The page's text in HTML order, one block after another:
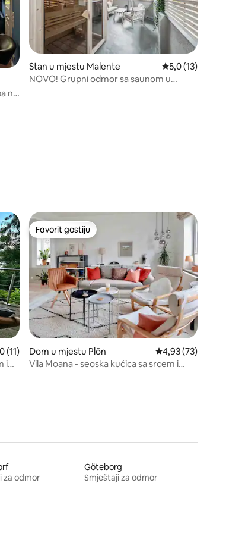
na
Stan u mjestu Malente Prosječna ocjena:
5,0 (13)
NOVO! Grupni odmor sa saunom u
ocjena: 5,0 od 5, recenzija: 11
(11)
i
Favorit gostiju
Favorit gostiju
Dom u mjestu Plön Prosječna ocjena:
4,93 (73)
Vila Moana - seoska kućica sa srcem i
za odmor
Göteborg
Smještaji za odmor